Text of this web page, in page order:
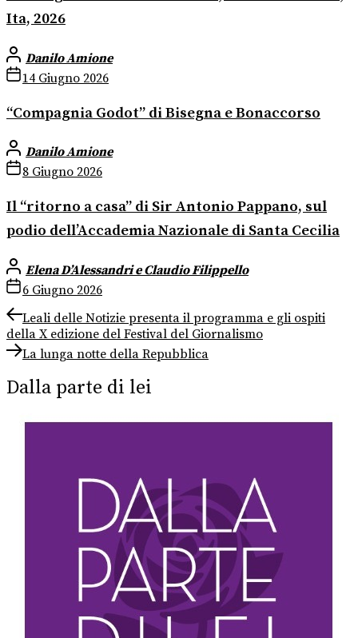
Ita, 2026
Danilo Amione
14 Giugno 2026
“Compagnia Godot” di Bisegna e Bonaccorso
Danilo Amione
8 Giugno 2026
Il “ritorno a casa” di Sir Antonio Pappano, sul
podio dell’Accademia Nazionale di Santa Cecilia
Elena D’Alessandri e Claudio Filippello
6 Giugno 2026
Navigazione
articoli
Previous
post:
Leali delle Notizie presenta il programma e gli ospiti
della X edizione del Festival del Giornalismo
Next
post:
La lunga notte della Repubblica
Dalla parte di lei